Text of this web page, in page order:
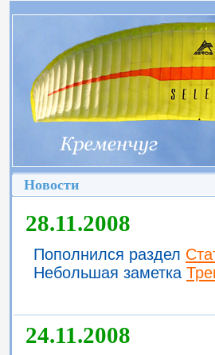
Новости
28.11.2008
Пополнился раздел
Небольшая заметка
24.11.2008